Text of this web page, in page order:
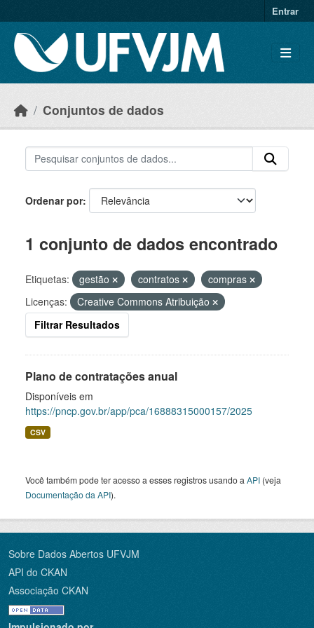
Entrar
Conjuntos de dados
Ordenar por
1 conjunto de dados encontrado
Etiquetas: gestão contratos
compras
Licenças:
Creative Commons Atribuição
Filtrar Resultados
Plano de contratações anual
Disponíveis em
https://pncp.gov.br/app/pca/16888315000157/2025
CSV
Você também pode ter acesso a esses registros usando a API (veja
Documentação da API).
Sobre Dados Abertos UFVJM
API do CKAN
Associação CKAN